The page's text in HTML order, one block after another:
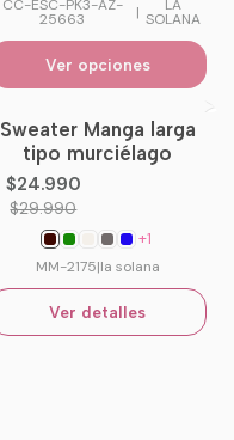
CC-ESC-PK3-AZ-
25663 | LA
SOLANA
Ver opciones
-17%OFF
No disponible
Sweater Manga larga
tipo murciélago
$24.990
$29.990
+1
MM-2175|la solana
Ver detalles